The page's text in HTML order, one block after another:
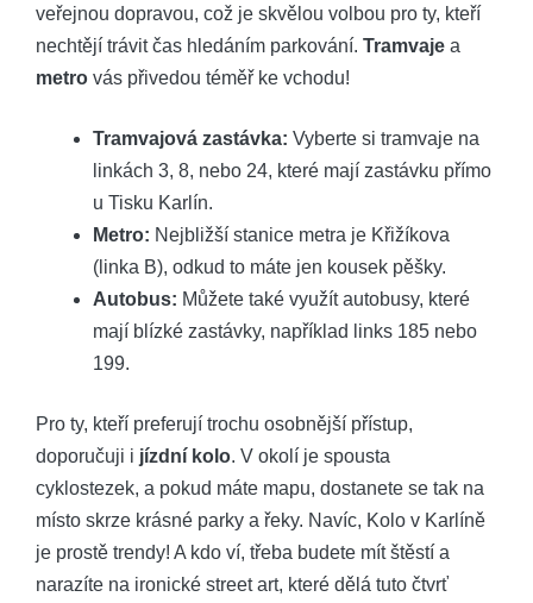
veřejnou dopravou, což je skvělou volbou pro ty, kteří
nechtějí trávit čas hledáním parkování. Tramvaje a
metro vás přivedou téměř ke vchodu!
Tramvajová zastávka: Vyberte si tramvaje na
linkách 3, 8, nebo 24, které mají zastávku přímo
u Tisku Karlín.
Metro: Nejbližší stanice metra je Křižíkova
(linka B), odkud to máte jen kousek pěšky.
Autobus: Můžete také využít autobusy, které
mají blízké zastávky, například links 185 nebo
199.
Pro ty, kteří preferují trochu osobnější přístup,
doporučuji i jízdní kolo. V okolí je spousta
cyklostezek, a pokud máte mapu, dostanete se tak na
místo skrze krásné parky a řeky. Navíc, Kolo v Karlíně
je prostě trendy! A kdo ví, třeba budete mít štěstí a
narazíte na ironické street art, které dělá tuto čtvrť